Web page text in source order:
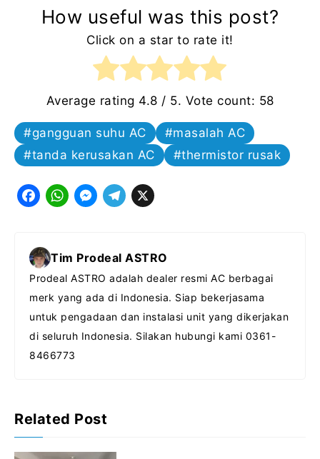
How useful was this post?
Click on a star to rate it!
Average rating 4.8 / 5. Vote count: 58
gangguan suhu AC
masalah AC
tanda kerusakan AC
thermistor rusak
F
c
e
b
o
o
k
W
a
t
s
A
p
p
M
s
e
n
g
T
e
g
r
a
X
Tim Prodeal ASTRO
Prodeal ASTRO adalah dealer resmi AC berbagai
merk yang ada di Indonesia. Siap bekerjasama
untuk pengadaan dan instalasi unit yang dikerjakan
di seluruh Indonesia. Silakan hubungi kami 0361-
8466773
Related Post